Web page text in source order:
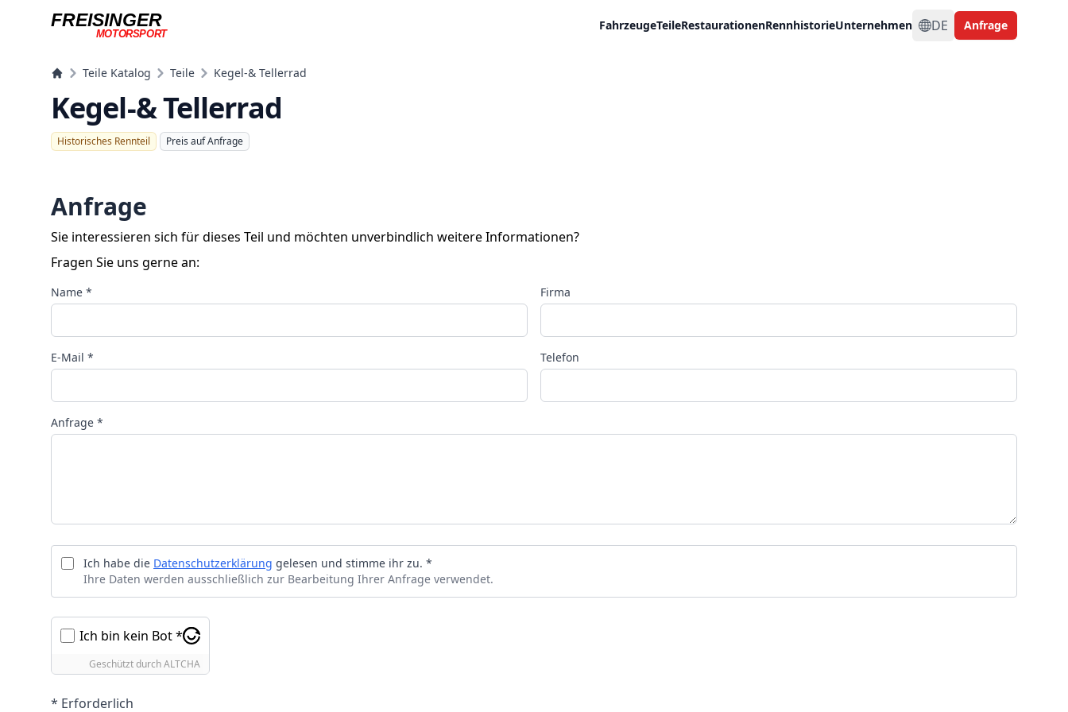
FREISINGER
MOTORSPORT
FahrzeugeTeileRestaurationenRennhistorieUnternehmen DE Anfrage
Teile Katalog Teile Kegel-& Tellerrad
Kegel-& Tellerrad
Historisches Rennteil Preis auf Anfrage
Anfrage
Sie interessieren sich für dieses Teil und möchten unverbindlich weitere Informationen?
Fragen Sie uns gerne an:
Name * Firma
E-Mail * Telefon
Anfrage *
Ich habe die Datenschutzerklärung gelesen und stimme ihr zu. *
Ihre Daten werden ausschließlich zur Bearbeitung Ihrer Anfrage verwendet.
Ich bin kein Bot *
Geschützt durchALTCHA
* Erforderlich